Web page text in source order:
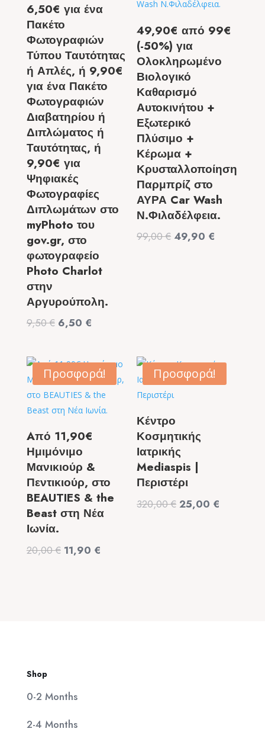
6,50€ για ένα
Πακέτο
Φωτογραφιών
Τύπου Ταυτότητας
ή Απλές, ή 9,90€
για ένα Πακέτο
Φωτογραφιών
Διαβατηρίου ή
Διπλώματος ή
Ταυτότητας, ή
9,90€ για
Ψηφιακές
Φωτογραφίες
Διπλωμάτων στο
myPhoto του
gov.gr, στο
φωτογραφείο
Photo Charlot
στην
Αργυρούπολη.
9,50€ Original
9,50 €.
6,50 €
είναι:
6,50 €.
49,90€ από 99€
(-50%) για
Ολοκληρωμένο
Βιολογικό
Καθαρισμό
Αυτοκινήτου +
Εξωτερικό
Πλύσιμο +
Κέρωμα +
Κρυσταλλοποίηση
Παρμπρίζ στο
ΑΥΡΑ Car Wash
Ν.Φιλαδέλφεια.
99,00€ Original
49,90 €
Προσφορά!
Aπό 11,90€
Ημιμόνιμο
Μανικιούρ &
Πεντικιούρ, στο
BEAUTIES & the
Beast στη Νέα
Ιωνία.
20,00€ Original
11,90 €
Προσφορά!
Κέντρο
Κοσμητικής
Ιατρικής
Mediaspis |
Περιστέρι
320,00€ Original
25,00 €
Shop
0-2 Months
2-4 Months